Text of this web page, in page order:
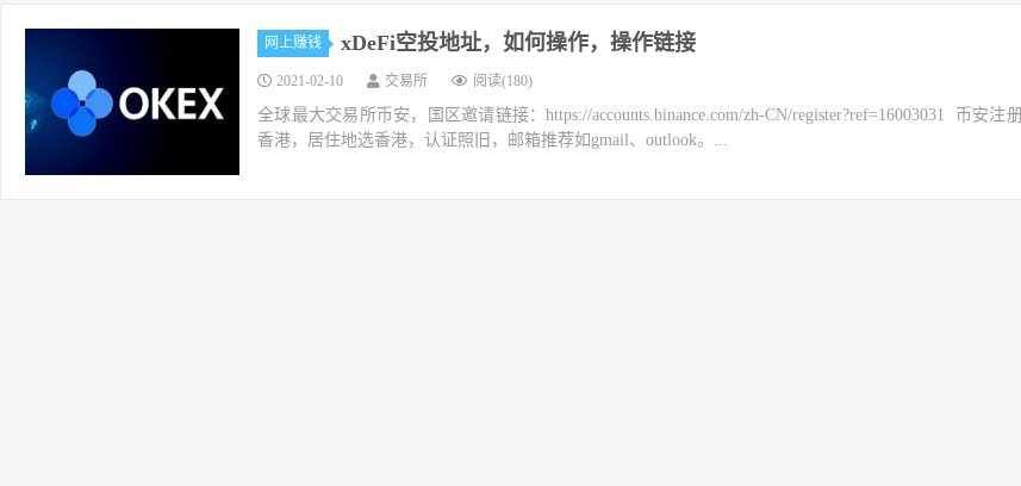
网上赚钱 xDeFi空投地址，如何操作，操作链接
2021-02-10 交易所 阅读(180)
全球最大交易所币安，国区邀请链接：https://accounts.binance.com/zh-CN/register?ref=16003031 币安注
香港，居住地选香港，认证照旧，邮箱推荐如gmail、outlook。...